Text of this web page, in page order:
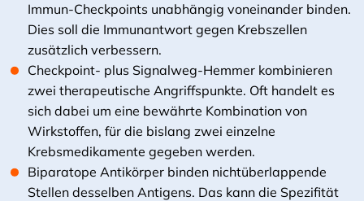
Immun-Checkpoints unabhängig voneinander binden.
Dies soll die Immunantwort gegen Krebszellen
zusätzlich verbessern.
Checkpoint- plus Signalweg-Hemmer kombinieren
zwei therapeutische Angriffspunkte. Oft handelt es
sich dabei um eine bewährte Kombination von
Wirkstoffen, für die bislang zwei einzelne
Krebsmedikamente gegeben werden.
Biparatope Antikörper binden nichtüberlappende
Stellen desselben Antigens. Das kann die Spezifität